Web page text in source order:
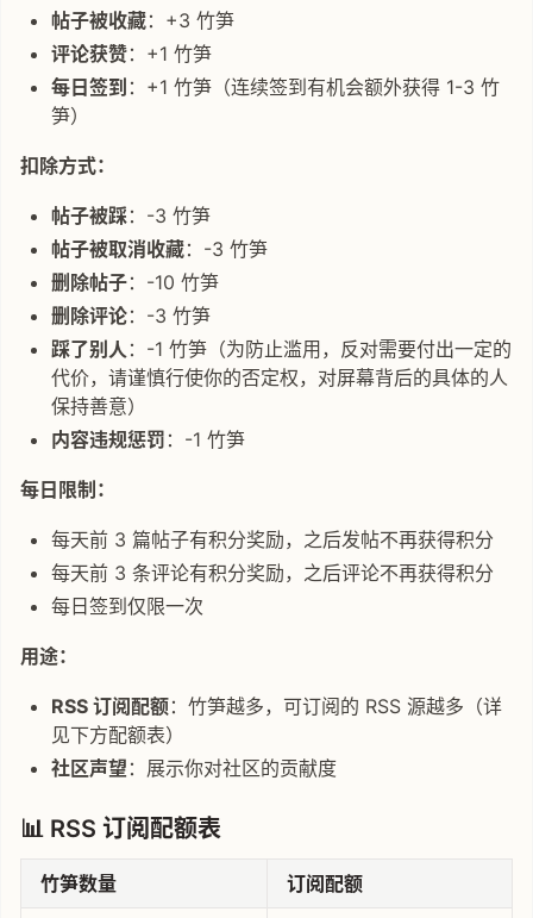
帖子被收藏：+3 竹笋
评论获赞：+1 竹笋
每日签到 ：+1 竹笋（连续签到有机会额外获得 1-3 竹
笋）
扣除方式：
帖子被踩 ：-3 竹笋
帖子被取消收藏：-3 竹笋
删除帖子：-10 竹笋
删除评论：-3 竹笋
踩了别人 ：-1 竹笋（为防止滥用，反对需要付出一定的
代价，请谨慎行使你的否定权，对屏幕背后的具体的人
保持善意）
内容违规惩罚 ：-1 竹笋
每日限制：
每天前 3 篇帖子有积分奖励，之后发帖不再获得积分
每天前 3 条评论有积分奖励，之后评论不再获得积分
每日签到仅限一次
用途：
RSS 订阅配额：竹笋越多，可订阅的 RSS 源越多（详
见下方配额表）
社区声望 ：展示你对社区的贡献度
📊 RSS 订阅配额表
竹笋数量 订阅配额